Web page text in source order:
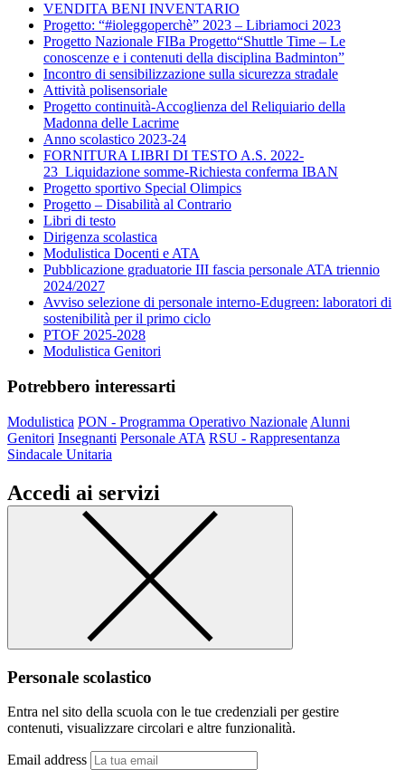
VENDITA BENI INVENTARIO
Progetto: “#ioleggoperchè” 2023 – Libriamoci 2023
Progetto Nazionale FIBa Progetto“Shuttle Time – Le
conoscenze e i contenuti della disciplina Badminton”
Incontro di sensibilizzazione sulla sicurezza stradale
Attività polisensoriale
Progetto continuità-Accoglienza del Reliquiario della
Madonna delle Lacrime
Anno scolastico 2023-24
FORNITURA LIBRI DI TESTO A.S. 2022-
23_Liquidazione somme-Richiesta conferma IBAN
Progetto sportivo Special Olimpics
Progetto – Disabilità al Contrario
Libri di testo
Dirigenza scolastica
Modulistica Docenti e ATA
Pubblicazione graduatorie III fascia personale ATA triennio
2024/2027
Avviso selezione di personale interno-Edugreen: laboratori di
sostenibilità per il primo ciclo
PTOF 2025-2028
Modulistica Genitori
Potrebbero interessarti
Modulistica PON - Programma Operativo Nazionale Alunni
Genitori Insegnanti Personale ATA RSU - Rappresentanza
Sindacale Unitaria
Accedi ai servizi
Personale scolastico
Entra nel sito della scuola con le tue credenziali per gestire
contenuti, visualizzare circolari e altre funzionalità.
Email address